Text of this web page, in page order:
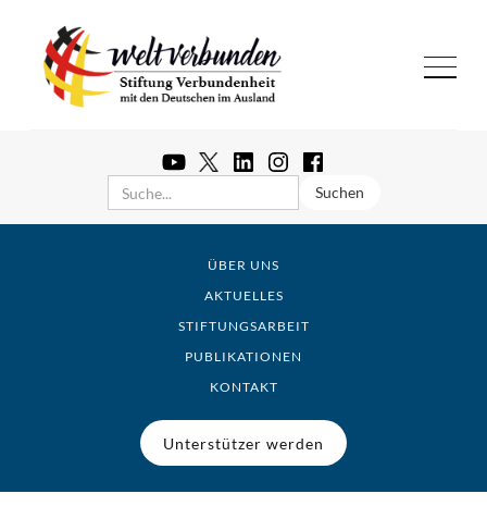
ÜBER UNS
AKTUELLES
STIFTUNGSARBEIT
PUBLIKATIONEN
KONTAKT
Unterstützer werden